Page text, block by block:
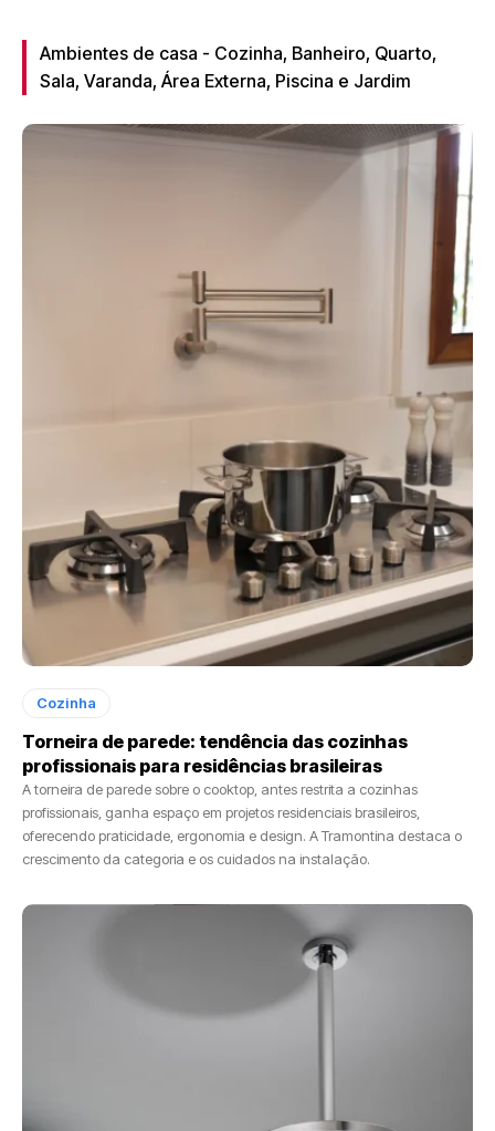
Ambientes de casa - Cozinha, Banheiro, Quarto,
Sala, Varanda, Área Externa, Piscina e Jardim
Cozinha
Torneira de parede: tendência das cozinhas
profissionais para residências brasileiras
A torneira de parede sobre o cooktop, antes restrita a cozinhas
profissionais, ganha espaço em projetos residenciais brasileiros,
oferecendo praticidade, ergonomia e design. A Tramontina destaca o
crescimento da categoria e os cuidados na instalação.